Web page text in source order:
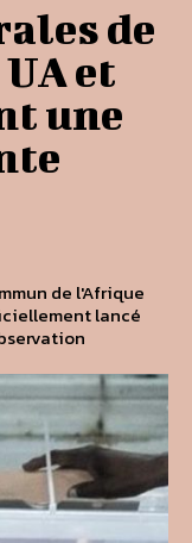
de
et
une
de l'Afrique
lancé